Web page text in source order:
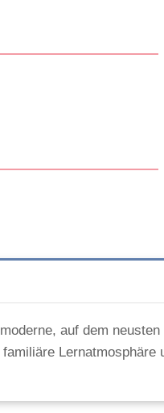
auf dem neusten
Lernatmosphäre